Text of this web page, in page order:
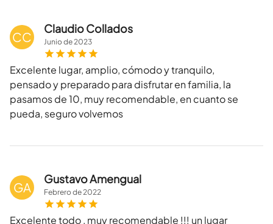
CC
Claudio Collados
Juniode2023
Excelente lugar, amplio, cómodo y tranquilo,
pensado y preparado para disfrutar en familia, la
pasamos de 10, muy recomendable, en cuanto se
pueda, seguro volvemos
GA
Gustavo Amengual
Febrerode2022
Excelente todo , muy recomendable !!! un lugar